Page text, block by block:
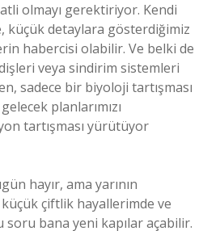
olmayı gerektiriyor. Kendi
küçük detaylara gösterdiğimiz
habercisi olabilir. Ve belki de
veya sindirim sistemleri
sadece bir biyoloji tartışması
planlarımızı
tartışması yürütüyor
hayır, ama yarının
küçük çiftlik hayallerimde ve
soru bana yeni kapılar açabilir.